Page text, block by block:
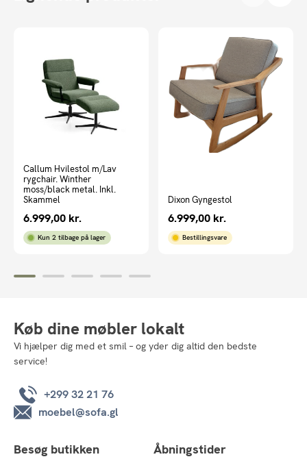
Callum Hvilestol m/Lav
rygchair. Winther
moss/black metal. Inkl.
Skammel
6.999,00 kr.
Kun 2 tilbage på lager
Dixon Gyngestol
6.999,00 kr.
Bestillingsvare
Køb dine møbler lokalt
Vi hjælper dig med et smil – og yder dig altid den bedste
service!
+299 32 21 76
moebel@sofa.gl
Besøg butikken Åbningstider